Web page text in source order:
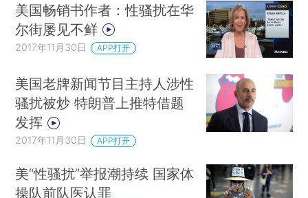
美国畅销书作者：性骚扰在华
尔街屡见不鲜
2017年11月30日 APP打开
美国老牌新闻节目主持人涉性
骚扰被炒 特朗普上推特借题
发挥
2017年11月30日 APP打开
美“性骚扰”举报潮持续 国家体
操队前队医认罪